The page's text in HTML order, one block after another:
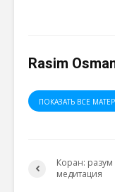
Rasim
ПОКАЗАТЬ ВСЕ
Коран: разум
медитация